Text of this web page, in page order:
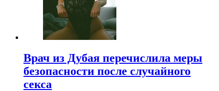
Врач из Дубая перечислила меры
безопасности после случайного
секса